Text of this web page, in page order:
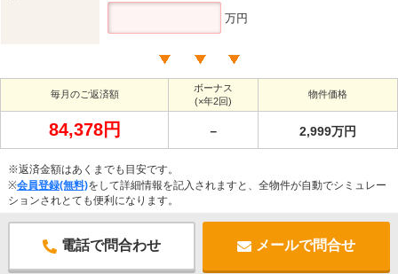
万円
毎月のご返済額
ボーナス
(×年2回)
物件価格
84,378円 － 2,999万円
※返済金額はあくまでも目安です。
※会員登録(無料)をして詳細情報を記入されますと、全物件が自動でシミュレー
ションされとても便利になります。
電話で問合わせ メールで問合せ